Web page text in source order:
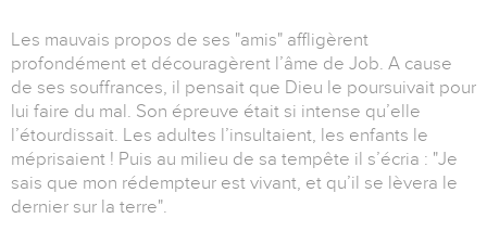
Les mauvais propos de ses "amis" affligèrent
profondément et découragèrent l’âme de Job. A cause
de ses souffrances, il pensait que Dieu le poursuivait pour
lui faire du mal. Son épreuve était si intense qu’elle
l’étourdissait. Les adultes l’insultaient, les enfants le
méprisaient ! Puis au milieu de sa tempête il s’écria : "Je
sais que mon rédempteur est vivant, et qu’il se lèvera le
dernier sur la terre".